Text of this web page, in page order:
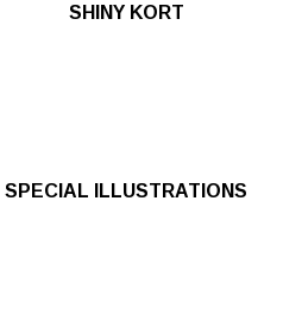
SHINY KORT
SPECIAL ILLUSTRATIONS